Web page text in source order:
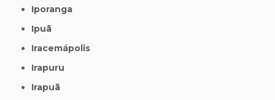
Iporanga
Ipuã
Iracemápolis
Irapuru
Irapuã